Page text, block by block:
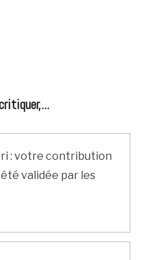
: votre contribution
validée par les